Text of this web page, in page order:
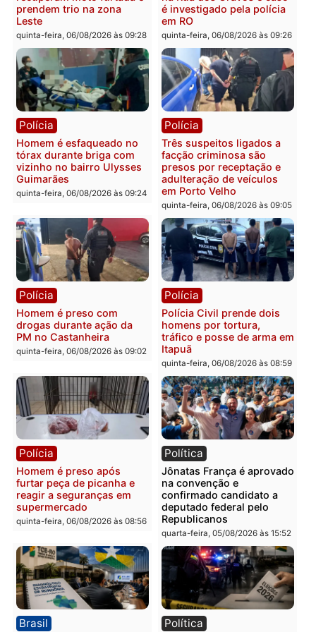
Você também vai querer ler...
Polícia
Policiais militares
recuperam moto furtada e
prendem trio na zona
Leste
Polícia
Jovem é encontrado
na Rua dos Cravos e
é investigado pela
em RO
Polícia
Homem é esfaqueado no
tórax durante briga com
vizinho no bairro Ulysses
Guimarães
quinta-feira, 06/08/2026 às 09:24
Polícia
Três suspeitos ligados a
facção criminosa são
presos por receptação e
adulteração de veículos
em Porto Velho
quinta-feira, 06/08/2026 às
Polícia
Homem é preso com
PM no Castanheira
quinta-feira, 06/08/2026 às 09:02
Polícia
Polícia Civil prende dois
homens por tortura,
tráfico e posse de arma
Itapuã
quinta-feira, 06/08/2026 às